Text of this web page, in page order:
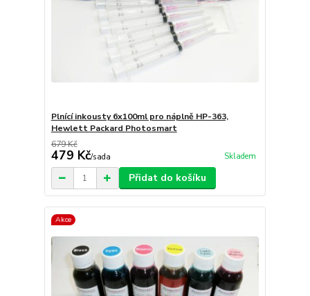
Plnící inkousty 6x100ml pro náplně HP-363,
Hewlett Packard Photosmart
679 Kč
479 Kč/sada Skladem
Přidat do košíku
Akce